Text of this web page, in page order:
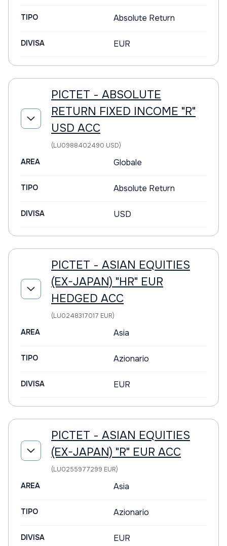
TIPO Absolute Return
DIVISA EUR
PICTET - ABSOLUTE
RETURN FIXED INCOME "R"
USD ACC
(LU0988402490 USD)
AREA Globale
TIPO Absolute Return
DIVISA USD
PICTET - ASIAN EQUITIES
(EX-JAPAN) "HR" EUR
HEDGED ACC
(LU0248317017 EUR)
AREA Asia
TIPO Azionario
DIVISA EUR
PICTET - ASIAN EQUITIES
(EX-JAPAN) "R" EUR ACC
(LU0255977299 EUR)
AREA Asia
TIPO Azionario
DIVISA EUR